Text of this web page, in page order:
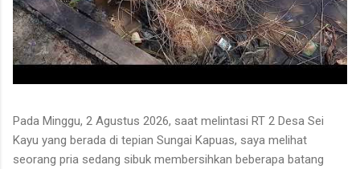
Pada Minggu, 2 Agustus 2026, saat melintasi RT 2 Desa Sei
Kayu yang berada di tepian Sungai Kapuas, saya melihat
seorang pria sedang sibuk membersihkan beberapa batang